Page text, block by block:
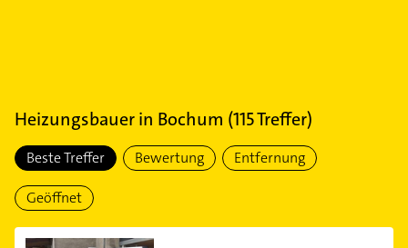
Heizungsbauerin Bochum (115Treffer)
Beste Treffer Bewertung Entfernung
Geöffnet